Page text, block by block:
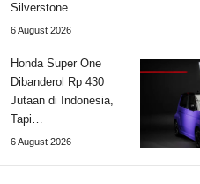
Silverstone
6 August 2026
Honda Super One
Dibanderol Rp 430
Jutaan di Indonesia,
Tapi…
6 August 2026